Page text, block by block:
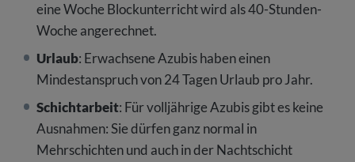
eine Woche Blockunterricht wird als 40-Stunden-
Woche angerechnet.
Urlaub: Erwachsene Azubis haben einen
Mindestanspruch von 24 Tagen Urlaub pro Jahr.
Schichtarbeit: Für volljährige Azubis gibt es keine
Ausnahmen: Sie dürfen ganz normal in
Mehrschichten und auch in der Nachtschicht